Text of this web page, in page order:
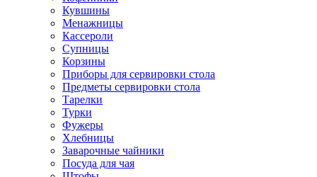
Кувшины
Менажницы
Кассероли
Супницы
Корзины
Приборы для сервировки стола
Предметы сервировки стола
Тарелки
Турки
Фужеры
Хлебницы
Заварочные чайники
Посуда для чая